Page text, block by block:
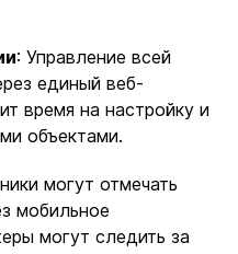
: Управление всей
единый веб-
время на настройку и
объектами.
могут отмечать
мобильное
могут следить за